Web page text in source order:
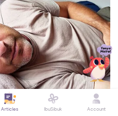
Articles IbuSibuk Account